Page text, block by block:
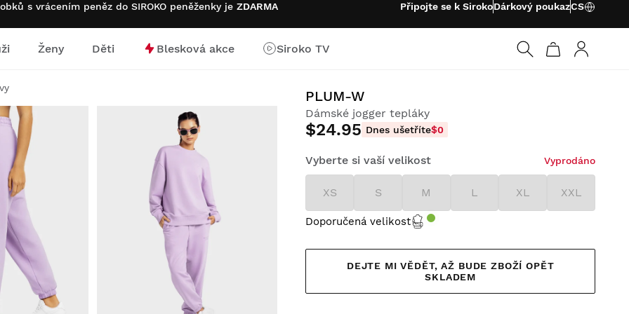
s vrácením peněz do SIROKO peněženky je ZDARMA Připojte se k SirokoDárkový poukazCS
Ženy Děti Blesková akce
Siroko TV
PLUM-W
Dámské jogger tepláky
$24.95 Dnes ušetříte$0
Vyberte si vaší velikost Vyprodáno
XS S M L XL XXL
Doporučená velikost
DEJTE MI VĚDĚT, AŽ BUDE ZBOŽÍ OPĚT
SKLADEM